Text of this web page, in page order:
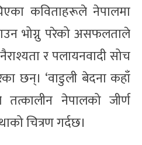
कविताहरूले नेपालमा
भोग्नु परेको असफलताले
र पलायनवादी सोच
छन्। ‘वाडुली बेदना कहाँ
नेपालको जीर्ण
चित्रण गर्दछ।